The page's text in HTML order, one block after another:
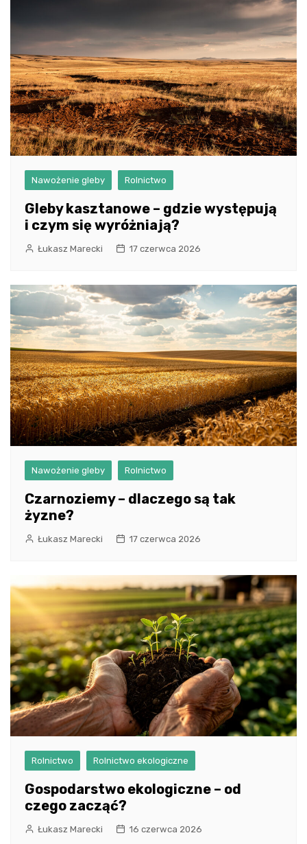
Nawożenie gleby Rolnictwo
Gleby kasztanowe – gdzie występują
i czym się wyróżniają?
Łukasz Marecki 17 czerwca 2026
Nawożenie gleby Rolnictwo
Czarnoziemy – dlaczego są tak
żyzne?
Łukasz Marecki 17 czerwca 2026
Rolnictwo Rolnictwo ekologiczne
Gospodarstwo ekologiczne – od
czego zacząć?
Łukasz Marecki 16 czerwca 2026